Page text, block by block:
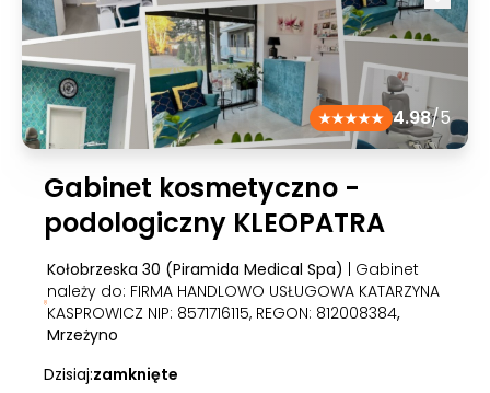
4.98/5
Gabinet kosmetyczno -
podologiczny KLEOPATRA
Kołobrzeska 30 (Piramida Medical Spa)
| Gabinet
należy do: FIRMA HANDLOWO USŁUGOWA KATARZYNA
KASPROWICZ NIP: 8571716115, REGON: 812008384,
Mrzeżyno
Dzisiaj:zamknięte